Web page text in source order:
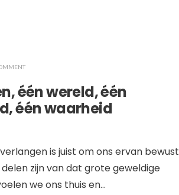
één wereld, één
één waarheid
is juist om ons ervan bewust
zijn van dat grote geweldige
we ons thuis en...